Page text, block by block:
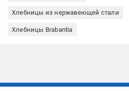
Хлебницы из нержавеющей стали
Хлебницы Brabantia